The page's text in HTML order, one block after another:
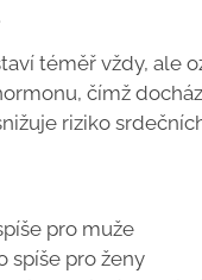
téměř vždy, ale
čímž
riziko
pro muže
spíše pro ženy